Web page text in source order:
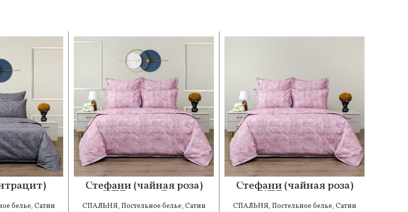
1.6
белье, Сатин
Стефани (чайная роза)
КПБ сатин Евро
СПАЛЬНЯ, Постельное белье, Сатин
Стефани (чайная роза)
КПБ сатин 1.6
СПАЛЬНЯ, Постельное белье, Сатин